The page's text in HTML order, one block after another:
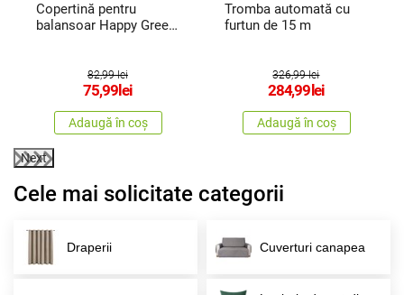
Copertină pentru
balansoar Happy Green
82,99 lei
75,99lei
Adaugă în coș
Tromba automată cu
furtun de 15 m
326,99 lei
284,99lei
Adaugă în coș
Next
Cele mai solicitate categorii
Draperii Cuverturi canapea